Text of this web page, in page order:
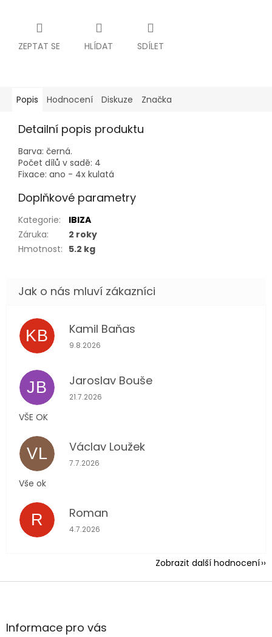
ZEPTAT SE HLÍDAT SDÍLET
Popis Hodnocení Diskuze Značka
Detailní popis produktu
Barva: černá.
Počet dílů v sadě: 4
Fixace: ano - 4x kulatá
Doplňkové parametry
Kategorie:
IBIZA
Záruka:
2 roky
Hmotnost: 5.2 kg
KB Kamil Baňas
Hodnocení obchodu je 5 z 5 hvězdiček.
9.8.2026
JB Jaroslav Bouše
Hodnocení obchodu je 5 z 5 hvězdiček.
21.7.2026
VŠE OK
VL Václav Loužek
Hodnocení obchodu je 5 z 5 hvězdiček.
7.7.2026
Vše ok
R Roman
Hodnocení obchodu je 5 z 5 hvězdiček.
4.7.2026
Zobrazit další hodnocení
Z
aInformace pro vás